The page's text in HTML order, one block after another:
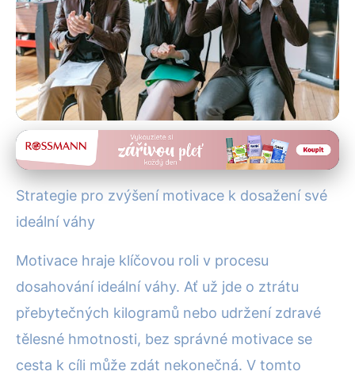
Hubnutí a diety
Jak Zvýšit Motivaci pro Dosah
Ideální Váhy: Efektivní
Strategie pro zvýšení motivace k dosažení své
ideální váhy
Motivace hraje klíčovou roli v procesu
dosahování ideální váhy. Ať už jde o ztrátu
přebytečných kilogramů nebo udržení zdravé
tělesné hmotnosti, bez správné motivace se
cesta k cíli může zdát nekonečná. V tomto